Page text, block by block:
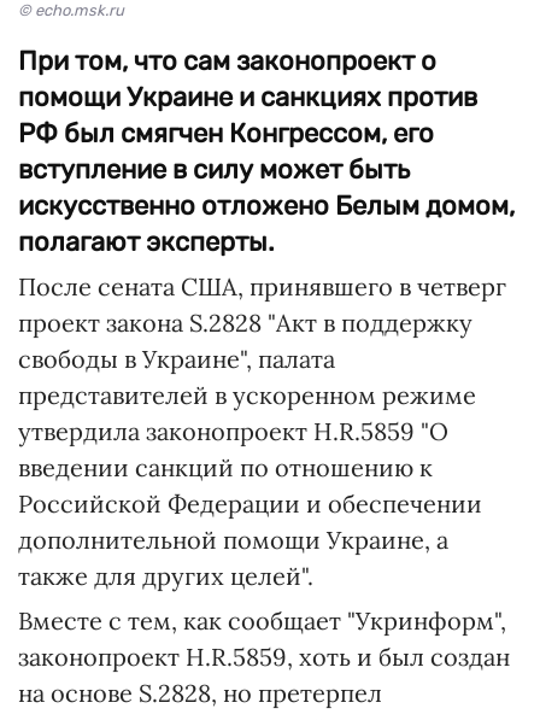
© echo.msk.ru
При том, что сам законопроект о
помощи Украине и санкциях против
РФ был смягчен Конгрессом, его
вступление в силу может быть
искусственно отложено Белым домом,
полагают эксперты.
После сената США, принявшего в четверг
проект закона S.2828 "Акт в поддержку
свободы в Украине", палата
представителей в ускоренном режиме
утвердила законопроект H.R.5859 "О
введении санкций по отношению к
Российской Федерации и обеспечении
дополнительной помощи Украине, а
также для других целей".
Вместе с тем, как сообщает "Укринформ",
законопроект H.R.5859, хоть и был создан
на основе S.2828, но претерпел